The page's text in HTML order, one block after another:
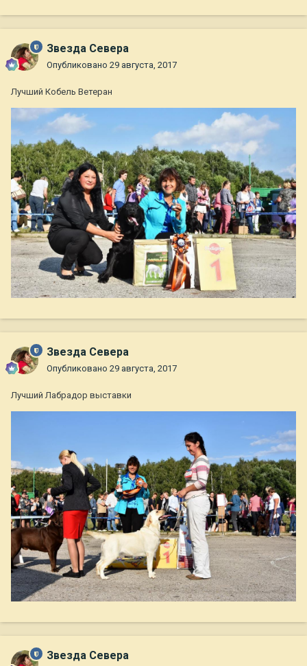
Звезда Севера
Опубликовано 29 августа, 2017
Лучший Кобель Ветеран
Звезда Севера
Опубликовано 29 августа, 2017
Лучший Лабрадор выставки
Звезда Севера